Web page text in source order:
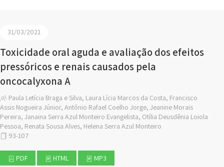
31/03/2021
Toxicidade oral aguda e avaliação dos efeitos
pressóricos e renais causados pela
oncocalyxona A
Paula Letícia Braga e Silva, Laura Lícia Marcos da Costa, Francisco
Assis Nogueira Júnior, Antônio Rafael Coelho Jorge, Jeanine Morais
Pereira, Janaina Serra Azul Monteiro Evangelista, Otília Deusdênia Loiola
Pessoa, Renata Sousa Alves, Helena Serra Azul Monteiro
93-107
PDF HTML MP3